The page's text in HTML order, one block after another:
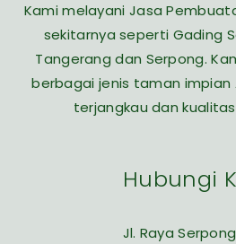
Kami melayani Jasa
sekitarnya seperti Gading
Tangerang dan Serpong.
berbagai jenis taman impian
terjangkau dan
Hubungi
Jl. Raya